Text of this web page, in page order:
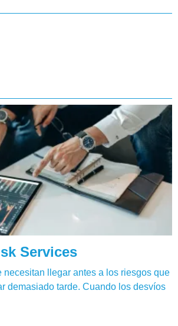
Services
necesitan llegar antes a los riesgos que
demasiado tarde. Cuando los desvíos